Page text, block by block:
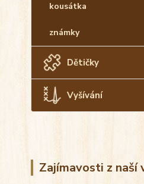
kousátka
známky
Dětičky
Vyšívání
Zajímavosti z naší